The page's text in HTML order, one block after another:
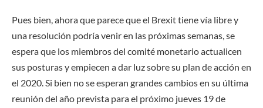
Pues bien, ahora que parece que el Brexit tiene vía libre y
una resolución podría venir en las próximas semanas, se
espera que los miembros del comité monetario actualicen
sus posturas y empiecen a dar luz sobre su plan de acción en
el 2020. Si bien no se esperan grandes cambios en su última
reunión del año prevista para el próximo jueves 19 de